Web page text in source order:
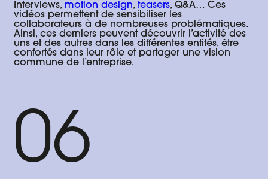
Interviews, motion design,teasers, Q&A… Ces
vidéos permettent de sensibiliser les
collaborateurs à de nombreuses problématiques.
Ainsi, ces derniers peuvent découvrir l’activité des
uns et des autres dans les différentes entités, être
confortés dans leur rôle et partager une vision
commune de l’entreprise.
06